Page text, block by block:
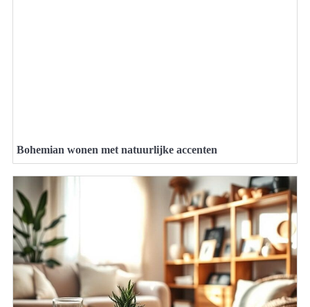
Bohemian wonen met natuurlijke accenten